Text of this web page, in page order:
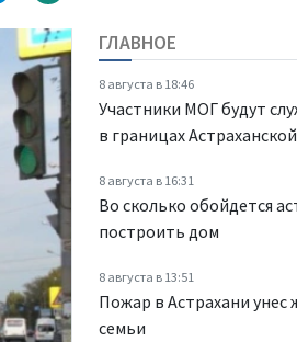
ГЛАВНОЕ
8 августа в 18:46
Участники МОГ будут
в границах
8 августа в 16:31
Во сколько обойдется
построить дом
8 августа в 13:51
Пожар в Астрахани унес
семьи